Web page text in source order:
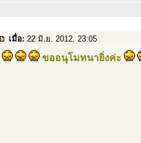
เมื่อ: 22 มิ.ย. 2012, 23:05
ขออนุโมทนายิ่งค่ะ